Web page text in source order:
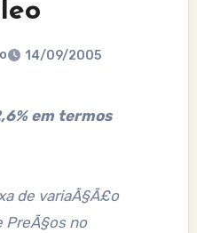
14/09/2005
de variaÃ§Ã£o
PreÃ§os no